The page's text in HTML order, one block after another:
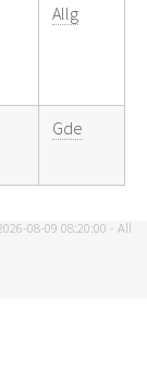
Allg
Gde
08-09 08:20:00 - All